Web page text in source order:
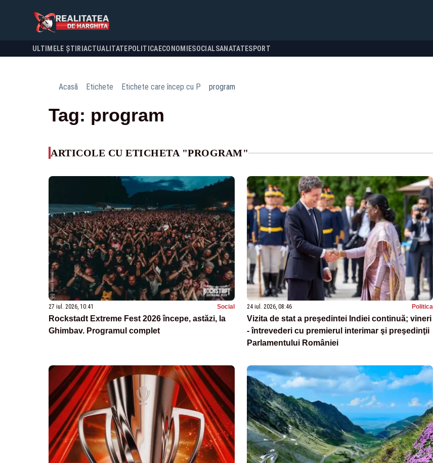
ULTIMELE ȘTIRI ACTUALITATE POLITICA ECONOMIESOCIALSANATATESPORT
Acasă Etichete Etichete care încep cu P program
Tag: program
ARTICOLE CU ETICHETA "PROGRAM"
27 iul. 2026, 10:41 Social
Rockstadt Extreme Fest 2026 începe, astăzi, la
Ghimbav. Programul complet
24 iul. 2026, 08:46 Politica
Vizita de stat a preşedintei Indiei continuă; vineri
- întrevederi cu premierul interimar şi preşedinţii
Parlamentului României